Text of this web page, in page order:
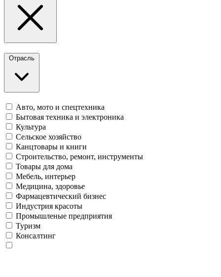
Отрасль
Авто, мото и спецтехника
Бытовая техника и электроника
Культура
Сельское хозяйство
Канцтовары и книги
Строительство, ремонт, инструменты
Товары для дома
Мебель, интерьер
Медицина, здоровье
Фармацевтический бизнес
Индустрия красоты
Промышленые предприятия
Туризм
Консалтинг